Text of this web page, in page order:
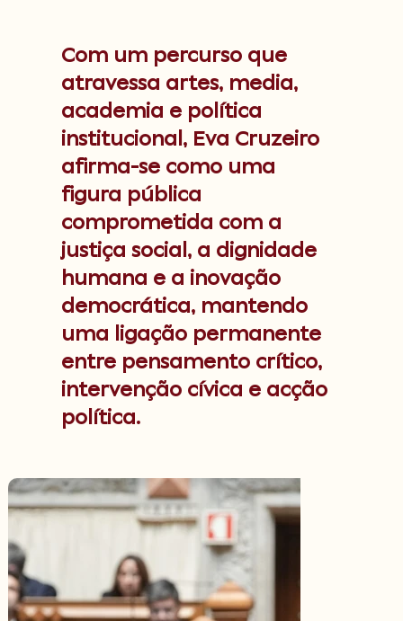
Com um percurso que
atravessa artes, media,
academia e política
institucional, Eva Cruzeiro
afirma-se como uma
figura pública
comprometida com a
justiça social, a dignidade
humana e a inovação
democrática, mantendo
uma ligação permanente
entre pensamento crítico,
intervenção cívica e acção
política.